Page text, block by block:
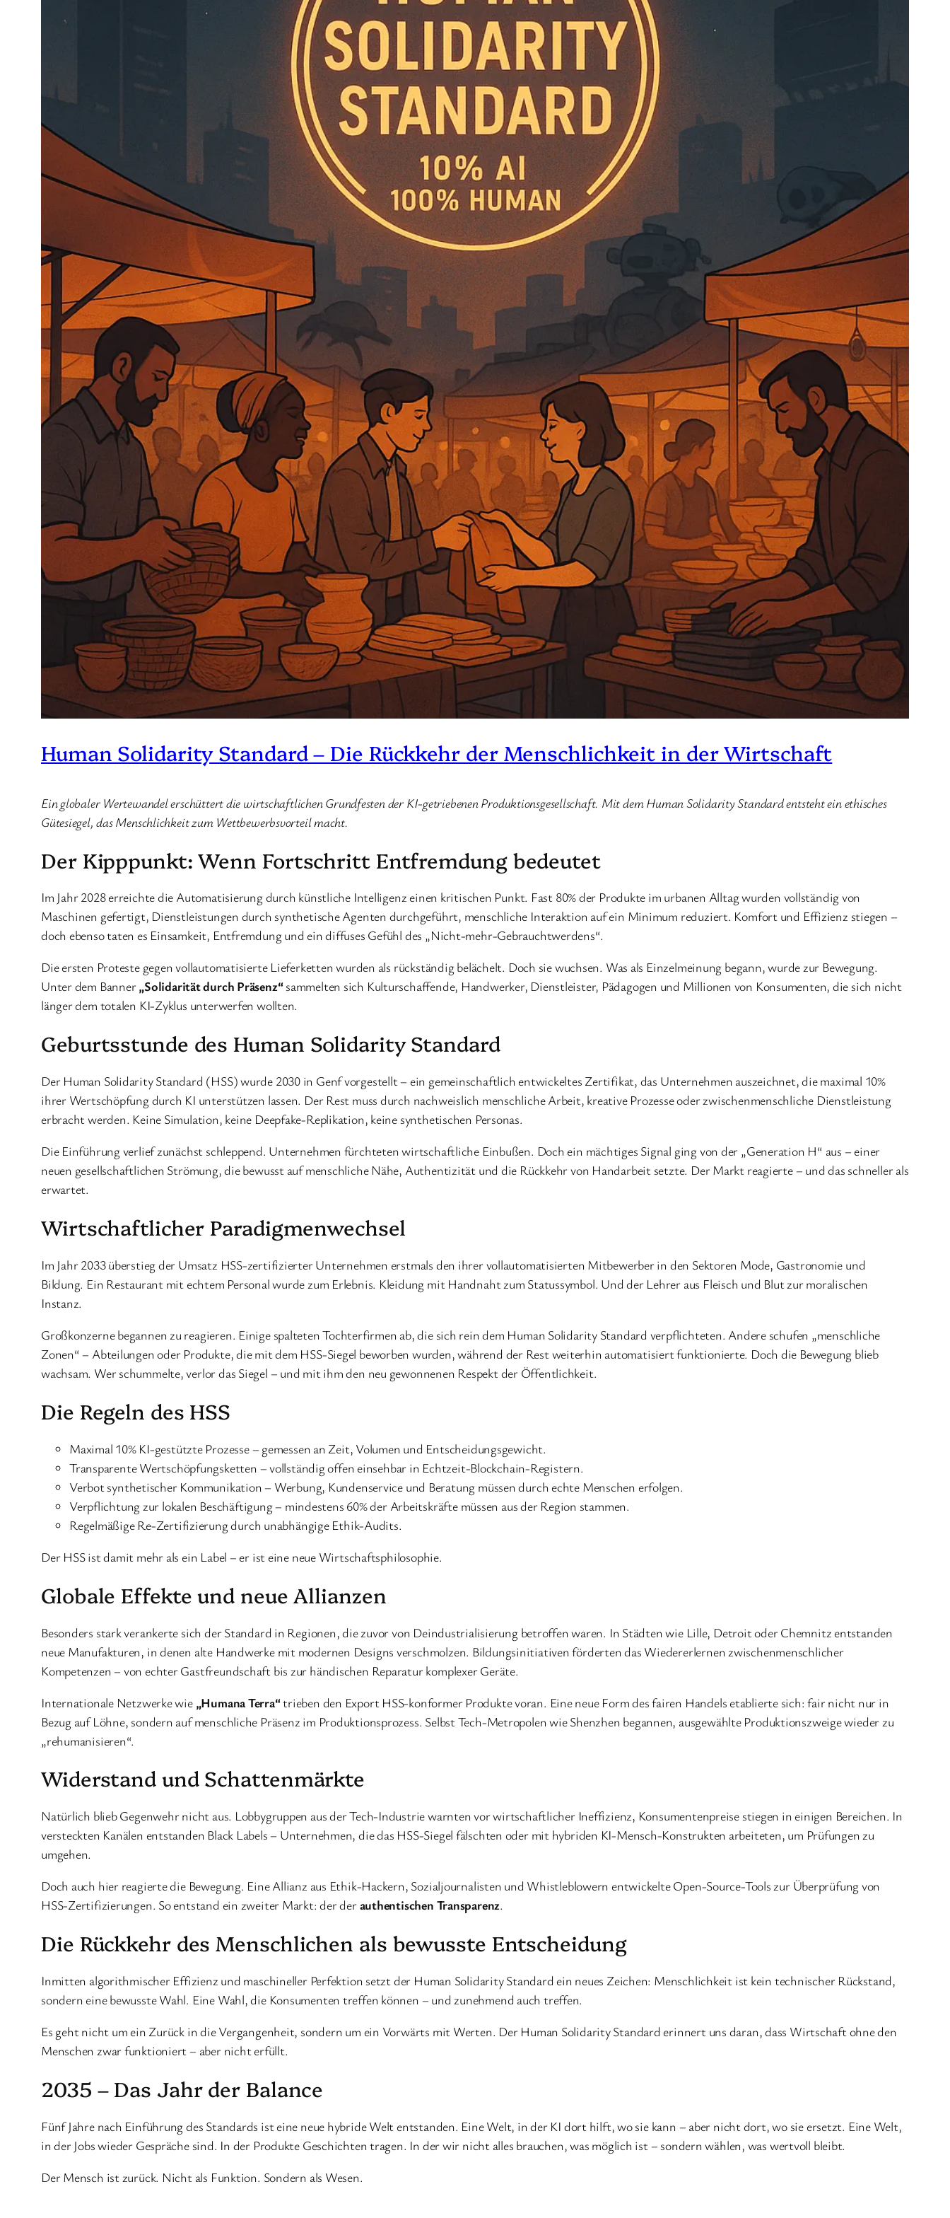
Human Solidarity Standard – Die Rückkehr der Menschlichkeit in der Wirtschaft
Ein globaler Wertewandel erschüttert die wirtschaftlichen Grundfesten der KI-getriebenen Produktionsgesellschaft. Mit dem Human Solidarity Standard entsteht ein ethisches
Gütesiegel, das Menschlichkeit zum Wettbewerbsvorteil macht.
Der Kipppunkt: Wenn Fortschritt Entfremdung bedeutet
Im Jahr 2028 erreichte die Automatisierung durch künstliche Intelligenz einen kritischen Punkt. Fast 80% der Produkte im urbanen Alltag wurden vollständig von
Maschinen gefertigt, Dienstleistungen durch synthetische Agenten durchgeführt, menschliche Interaktion auf ein Minimum reduziert. Komfort und Effizienz stiegen –
doch ebenso taten es Einsamkeit, Entfremdung und ein diffuses Gefühl des „Nicht-mehr-Gebrauchtwerdens“.
Die ersten Proteste gegen vollautomatisierte Lieferketten wurden als rückständig belächelt. Doch sie wuchsen. Was als Einzelmeinung begann, wurde zur Bewegung.
Unter dem Banner„Solidarität durch Präsenz“sammelten sich Kulturschaffende, Handwerker, Dienstleister, Pädagogen und Millionen von Konsumenten, die sich nicht
länger dem totalen KI-Zyklus unterwerfen wollten.
Geburtsstunde des Human Solidarity Standard
Der Human Solidarity Standard (HSS) wurde 2030 in Genf vorgestellt – ein gemeinschaftlich entwickeltes Zertifikat, das Unternehmen auszeichnet, die maximal 10%
ihrer Wertschöpfung durch KI unterstützen lassen. Der Rest muss durch nachweislich menschliche Arbeit, kreative Prozesse oder zwischenmenschliche Dienstleistung
erbracht werden. Keine Simulation, keine Deepfake-Replikation, keine synthetischen Personas.
Die Einführung verlief zunächst schleppend. Unternehmen fürchteten wirtschaftliche Einbußen. Doch ein mächtiges Signal ging von der „Generation H“ aus – einer
neuen gesellschaftlichen Strömung, die bewusst auf menschliche Nähe, Authentizität und die Rückkehr von Handarbeit setzte. Der Markt reagierte – und das schneller als
erwartet.
Wirtschaftlicher Paradigmenwechsel
Im Jahr 2033 überstieg der Umsatz HSS-zertifizierter Unternehmen erstmals den ihrer vollautomatisierten Mitbewerber in den Sektoren Mode, Gastronomie und
Bildung. Ein Restaurant mit echtem Personal wurde zum Erlebnis. Kleidung mit Handnaht zum Statussymbol. Und der Lehrer aus Fleisch und Blut zur moralischen
Instanz.
Großkonzerne begannen zu reagieren. Einige spalteten Tochterfirmen ab, die sich rein dem Human Solidarity Standard verpflichteten. Andere schufen „menschliche
Zonen“ – Abteilungen oder Produkte, die mit dem HSS-Siegel beworben wurden, während der Rest weiterhin automatisiert funktionierte. Doch die Bewegung blieb
wachsam. Wer schummelte, verlor das Siegel – und mit ihm den neu gewonnenen Respekt der Öffentlichkeit.
Die Regeln des HSS
Maximal 10% KI-gestützte Prozesse – gemessen an Zeit, Volumen und Entscheidungsgewicht.
Transparente Wertschöpfungsketten – vollständig offen einsehbar in Echtzeit-Blockchain-Registern.
Verbot synthetischer Kommunikation – Werbung, Kundenservice und Beratung müssen durch echte Menschen erfolgen.
Verpflichtung zur lokalen Beschäftigung – mindestens 60% der Arbeitskräfte müssen aus der Region stammen.
Regelmäßige Re-Zertifizierung durch unabhängige Ethik-Audits.
Der HSS ist damit mehr als ein Label – er ist eine neue Wirtschaftsphilosophie.
Globale Effekte und neue Allianzen
Besonders stark verankerte sich der Standard in Regionen, die zuvor von Deindustrialisierung betroffen waren. In Städten wie Lille, Detroit oder Chemnitz entstanden
neue Manufakturen, in denen alte Handwerke mit modernen Designs verschmolzen. Bildungsinitiativen förderten das Wiedererlernen zwischenmenschlicher
Kompetenzen – von echter Gastfreundschaft bis zur händischen Reparatur komplexer Geräte.
Internationale Netzwerke wie „Humana Terra“trieben den Export HSS-konformer Produkte voran. Eine neue Form des fairen Handels etablierte sich: fair nicht nur in
Bezug auf Löhne, sondern auf menschliche Präsenz im Produktionsprozess. Selbst Tech-Metropolen wie Shenzhen begannen, ausgewählte Produktionszweige wieder zu
„rehumanisieren“.
Widerstand und Schattenmärkte
Natürlich blieb Gegenwehr nicht aus. Lobbygruppen aus der Tech-Industrie warnten vor wirtschaftlicher Ineffizienz, Konsumentenpreise stiegen in einigen Bereichen. In
versteckten Kanälen entstanden Black Labels – Unternehmen, die das HSS-Siegel fälschten oder mit hybriden KI-Mensch-Konstrukten arbeiteten, um Prüfungen zu
umgehen.
Doch auch hier reagierte die Bewegung. Eine Allianz aus Ethik-Hackern, Sozialjournalisten und Whistleblowern entwickelte Open-Source-Tools zur Überprüfung von
HSS-Zertifizierungen. So entstand ein zweiter Markt: der derauthentischen Transparenz.
Die Rückkehr des Menschlichen als bewusste Entscheidung
Inmitten algorithmischer Effizienz und maschineller Perfektion setzt der Human Solidarity Standard ein neues Zeichen: Menschlichkeit ist kein technischer Rückstand,
sondern eine bewusste Wahl. Eine Wahl, die Konsumenten treffen können – und zunehmend auch treffen.
Es geht nicht um ein Zurück in die Vergangenheit, sondern um ein Vorwärts mit Werten. Der Human Solidarity Standard erinnert uns daran, dass Wirtschaft ohne den
Menschen zwar funktioniert – aber nicht erfüllt.
2035 – Das Jahr der Balance
Fünf Jahre nach Einführung des Standards ist eine neue hybride Welt entstanden. Eine Welt, in der KI dort hilft, wo sie kann – aber nicht dort, wo sie ersetzt. Eine Welt,
in der Jobs wieder Gespräche sind. In der Produkte Geschichten tragen. In der wir nicht alles brauchen, was möglich ist – sondern wählen, was wertvoll bleibt.
Der Mensch ist zurück. Nicht als Funktion. Sondern als Wesen.